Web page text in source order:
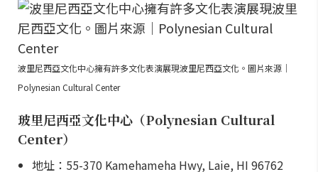
波里尼西亞文化中心擁有許多文化表演展現波里尼西亞文化。圖片來源｜
Polynesian Cultural Center
玻里尼西亞文化中心（Polynesian Cultural
Center）
地址：55-370 Kamehameha Hwy, Laie, HI 96762